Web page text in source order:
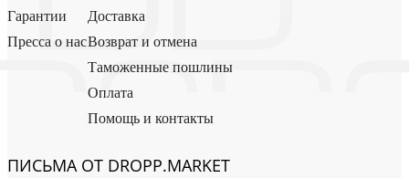
Гарантии
Пресса о нас
Доставка
Возврат и отмена
Таможенные пошлины
Оплата
Помощь и контакты
ПИСЬМА ОТ DROPP.MARKET